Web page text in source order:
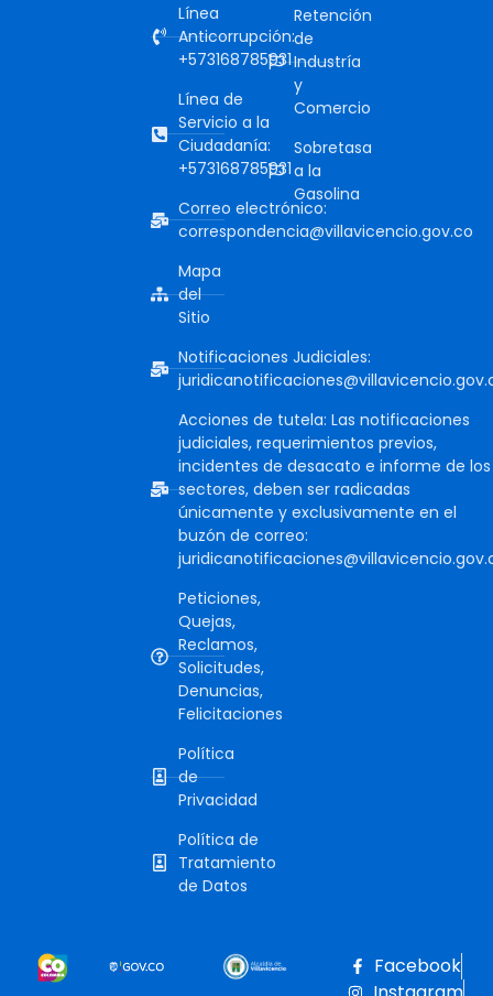
Línea
Anticorrupción:
+573168785931
Línea de
Servicio a la
Ciudadanía:
+573168785931
Correo electrónico:
correspondencia@villavicencio.gov.co
Mapa
del
Sitio
Notificaciones Judiciales:
Acciones de tutela: Las notificaciones
judiciales, requerimientos previos,
incidentes de desacato e informe de los
sectores, deben ser radicadas
únicamente y exclusivamente en el
buzón de correo:
Peticiones,
Quejas,
Reclamos,
Solicitudes,
Denuncias,
Felicitaciones
Política
de
Privacidad
Política de
Tratamiento
de Datos
Retención
de
Industría
y
Comercio
Sobretasa
a la
Gasolina
Facebook